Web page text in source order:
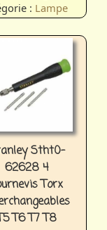
: Lampe
Stht0-
62628 4
Torx
T6 T7 T8